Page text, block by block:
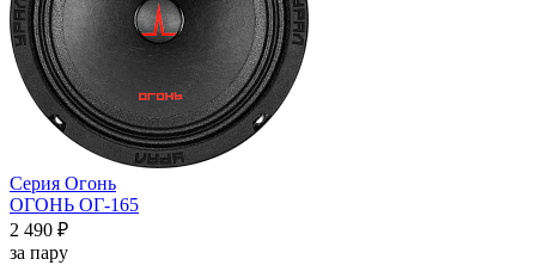
Серия Огонь
ОГОНЬ ОГ-165
2 490 ₽
за пару